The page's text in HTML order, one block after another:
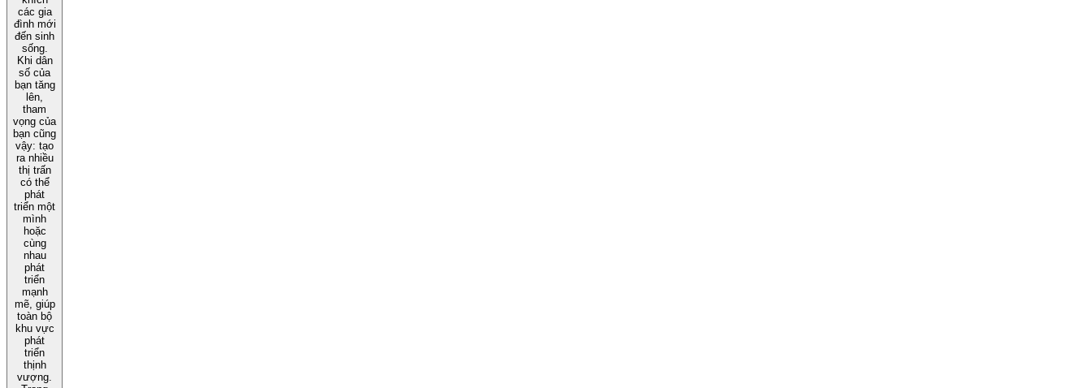
các gia
đình mới
đến sinh
sống.
Khi dân
số của
bạn tăng
lên,
tham
vọng của
bạn cũng
vậy: tạo
ra nhiều
thị trấn
có thể
phát
triển một
mình
hoặc
cùng
nhau
phát
triển
mạnh
mẽ, giúp
toàn bộ
khu vực
phát
triển
thịnh
vượng.